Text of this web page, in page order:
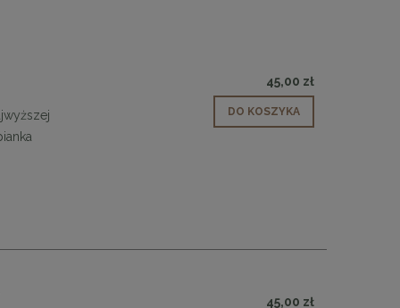
Panele ścienne tapicerowane 70 x 30
45,00 zł
DO KOSZYKA
45,00 zł